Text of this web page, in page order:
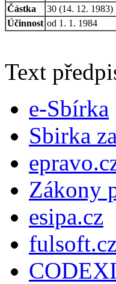
Částka
30 (14. 12. 1983)
Účinnost od 1. 1. 1984
Text
e-Sbírka
Sbirka
Zákony
esipa.cz